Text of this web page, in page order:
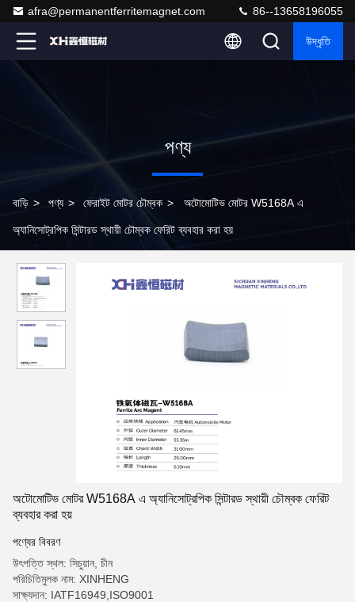
afra@permanentferritemagnet.com 86--13658196055
উদ্ধৃতি
পণ্য
বাড়ি > পণ্য > ফেরাইট মোটর চৌম্বক > অটোমোটিভ মোটর W5168A এ
অ্যানিসোট্রপিক সিন্টারড স্থায়ী চৌম্বক ফেরিট ব্যবহার করা হয়
অটোমোটিভ মোটর W5168A এ অ্যানিসোট্রপিক সিন্টারড স্থায়ী চৌম্বক ফেরিট
ব্যবহার করা হয়
পণ্যের বিবরণ
উৎপত্তি স্থল: সিচুয়ান, চীন
পরিচিতিমুলক নাম: XINHENG
সাক্ষ্যদান: IATF16949,ISO9001